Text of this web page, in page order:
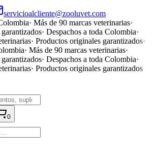
servicioalcliente@zooluvet.com
· Más de 90 marcas veterinarias·
· Despachos a toda Colombia·
· Productos originales garantizados·
· Más de 90 marcas veterinarias·
· Despachos a toda Colombia·
· Productos originales garantizados
0